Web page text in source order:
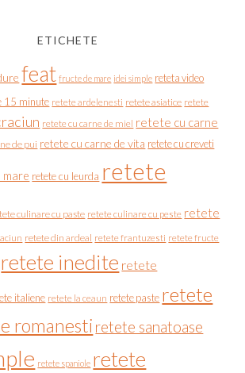
ETICHETE
feat fructe de mare idei simple reteta video
15 minute retete ardelenesti retete asiatice retete
retete cu carne de miel retete cu carne
de pui retete cu carne de vita retete cu creveti
mare retete cu leurda retete
culinare cu paste retete culinare cu peste retete
retete din ardeal retete frantuzesti retete fructe
retete inedite retete
italiene retete la ceaun retete paste retete
romanesti retete sanatoase
retete spaniole retete